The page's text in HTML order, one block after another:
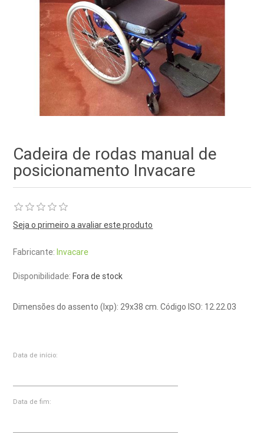
Cadeira de rodas manual de
posicionamento Invacare
Seja o primeiro a avaliar este produto
Fabricante: Invacare
Disponibilidade: Fora de stock
Dimensões do assento (lxp): 29x38 cm. Código ISO: 12.22.03
Data de início:
Data de fim: